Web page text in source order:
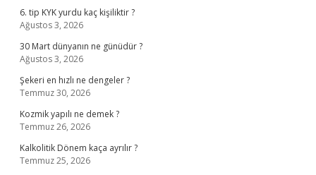
6. tip KYK yurdu kaç kişiliktir ?
Ağustos 3, 2026
30 Mart dünyanın ne günüdür ?
Ağustos 3, 2026
Şekeri en hızlı ne dengeler ?
Temmuz 30, 2026
Kozmik yapılı ne demek ?
Temmuz 26, 2026
Kalkolitik Dönem kaça ayrılır ?
Temmuz 25, 2026